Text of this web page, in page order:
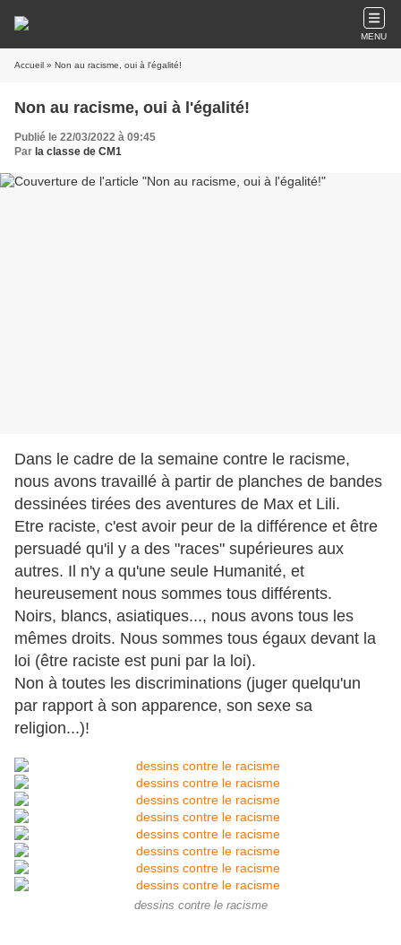
MENU
Accueil » Non au racisme, oui à l'égalité!
Non au racisme, oui à l'égalité!
Publié le 22/03/2022 à 09:45
Par la classe de CM1
Dans le cadre de la semaine contre le racisme,
nous avons travaillé à partir de planches de bandes
dessinées tirées des aventures de Max et Lili.
Etre raciste, c'est avoir peur de la différence et être
persuadé qu'il y a des "races" supérieures aux
autres. Il n'y a qu'une seule Humanité, et
heureusement nous sommes tous différents.
Noirs, blancs, asiatiques..., nous avons tous les
mêmes droits. Nous sommes tous égaux devant la
loi (être raciste est puni par la loi).
Non à toutes les discriminations (juger quelqu'un
par rapport à son apparence, son sexe sa
religion...)!
dessins contre le racisme